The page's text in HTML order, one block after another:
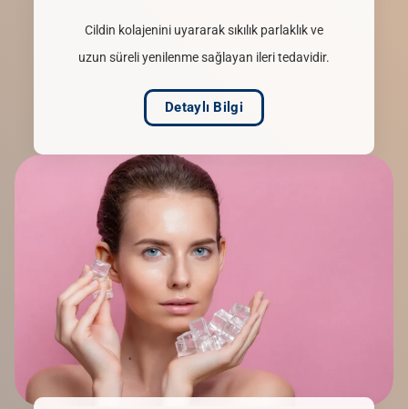
Cildin kolajenini uyararak sıkılık parlaklık ve
uzun süreli yenilenme sağlayan ileri tedavidir.
Detaylı Bilgi